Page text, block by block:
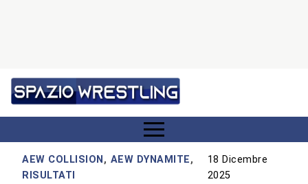
AEW COLLISION, AEW DYNAMITE,
RISULTATI
18 Dicembre
2025